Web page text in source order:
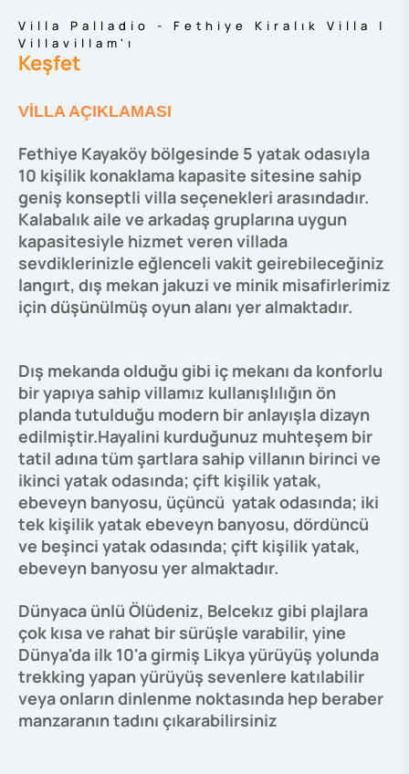
Villa Palladio - Fethiye Kiralık Villa |
Villavillam'ı
Keşfet
VİLLA AÇIKLAMASI
Fethiye Kayaköy bölgesinde 5 yatak odasıyla
10 kişilik konaklama kapasite sitesine sahip
geniş konseptli villa seçenekleri arasındadır.
Kalabalık aile ve arkadaş gruplarına uygun
kapasitesiyle hizmet veren villada
sevdiklerinizle eğlenceli vakit geirebileceğiniz
langırt, dış mekan jakuzi ve minik misafirlerimiz
için düşünülmüş oyun alanı yer almaktadır.
Dış mekanda olduğu gibi iç mekanı da konforlu
bir yapıya sahip villamız kullanışlılığın ön
planda tutulduğu modern bir anlayışla dizayn
edilmiştir.Hayalini kurduğunuz muhteşem bir
tatil adına tüm şartlara sahip villanın birinci ve
ikinci yatak odasında; çift kişilik yatak,
ebeveyn banyosu, üçüncü yatak odasında; iki
tek kişilik yatak ebeveyn banyosu, dördüncü
ve beşinci yatak odasında; çift kişilik yatak,
ebeveyn banyosu yer almaktadır.
Dünyaca ünlü Ölüdeniz, Belcekız gibi plajlara
çok kısa ve rahat bir sürüşle varabilir, yine
Dünya'da ilk 10'a girmiş Likya yürüyüş yolunda
trekking yapan yürüyüş sevenlere katılabilir
veya onların dinlenme noktasında hep beraber
manzaranın tadını çıkarabilirsiniz